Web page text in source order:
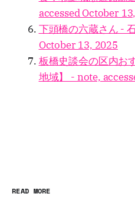
accessed October
下頭橋の六蔵さん -
October 13, 2025
板橋史談会の区内お
地域】 - note,
READ MORE